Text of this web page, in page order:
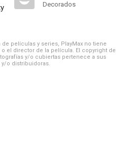
Decorados
películas y series, PlayMax no tiene
el director de la película. El copyright de
y/o cubiertas pertenece a sus
o distribuidoras.